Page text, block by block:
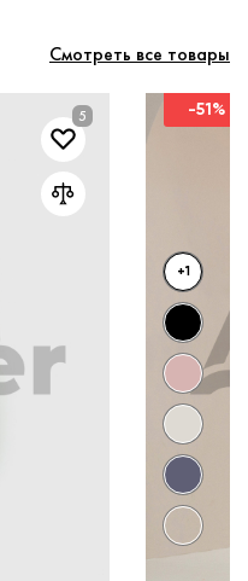
Смотреть все товары
-51%
+1